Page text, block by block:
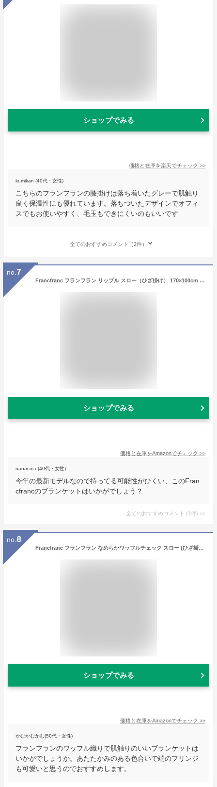
ショップでみる
価格と在庫を楽天でチェック >>
kumikan (40代・女性)
こちらのフランフランの膝掛けは落ち着いたグレーで肌触り
良く保温性にも優れています。落ちついたデザインでオフィ
スでもお使いやすく、毛玉もできにくいのもいいです
全てのおすすめコメント（2件）
no. 7
Francfranc フランフラン リップル スロー（ひざ掛け） 170×100cm アイボリー 2025年モデル ふかふか ボリューム ブランケット 新生活
ショップでみる
価格と在庫をAmazonでチェック >>
nanacoco(40代・女性)
今年の最新モデルなので持ってる可能性がひくい、このFran
cfrancのブランケットはいかがでしょう？
全てのおすすめコメント (1件) >
no. 8
Francfranc フランフラン なめらかワッフルチェック スロー (ひざ掛け) 170×130cm ピンク ワッフル織り ブランケット ギフト
ショップでみる
価格と在庫をAmazonでチェック >>
かむかむかむ(50代・女性)
フランフランのワッフル織りで肌触りのいいブランケットは
いかがでしょうか。あたたかみのある色合いで端のフリンジ
も可愛いと思うのでおすすめします。